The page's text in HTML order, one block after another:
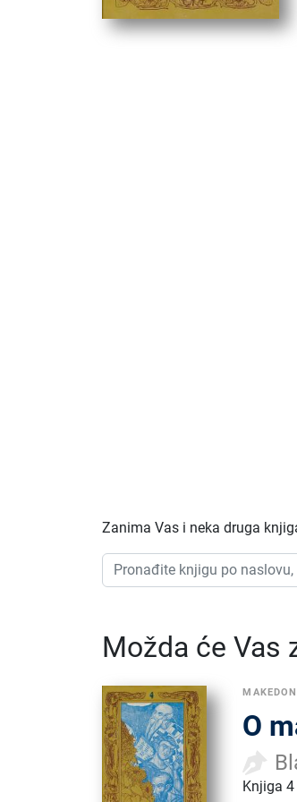
Zanima Vas i neka druga
Možda će Vas
O
Knjiga 4